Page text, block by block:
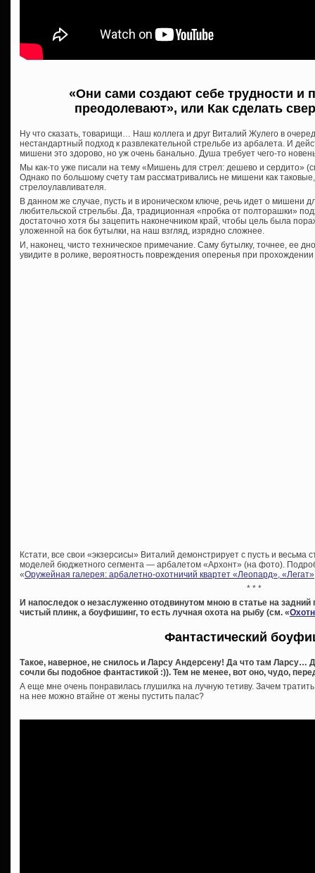
«Они сами создают себе трудности и
преодолевают», или Как сделать
Ну что сказать, товарищи… Наш коллега и друг Виталий Жулего в
нестандартный подход к развлекательной стрельбе из арбалета. И
мишени это здорово, но уж очень банально. Душа требует чего-то
Мы как-то уже писали на тему «Мишень для стрел: дешево и сердито»
Однако по большому счету там рассматривались не мишени как
стрелоулавливателя.
В данном же случае, пусть и в ироническом ключе, речь идет о мишени
любительской стрельбы. Да, традиционная «пробка от полторашки»
достаточно хотя бы зацепить наконечником край, чтобы цель была
уложенной на бок бутылки, на наш взгляд, изрядно сложнее.
И, наконец, чисто техническое примечание. Саму бутылку, точнее, ее
увидите в ролике, вероятность повреждения оперенья при
Кстати, все свои «экзерсисы» Виталий демонстрирует с пусть и весьма
моделей бюджетного сегмента — арбалетом «Архонт» (на фото).
«Оружейная галерея: арбалетно-охотничий квартет «Леопард»,
* * *
И напоследок о незаслуженно отодвинутом мною в статье на
чистый плинк, а боуфишинг, то есть лучная охота на рыбу (см. «
Фантастический
Такое, наверное, не снилось и Ларсу Андерсену! Да что там Ларсу…
сочли бы подобное фантастикой :)). Тем не менее, вот оно, чудо,
А еще мне очень понравилась глушилка на лучную тетиву. Зачем
на нее можно втайне от жены пустить палас?